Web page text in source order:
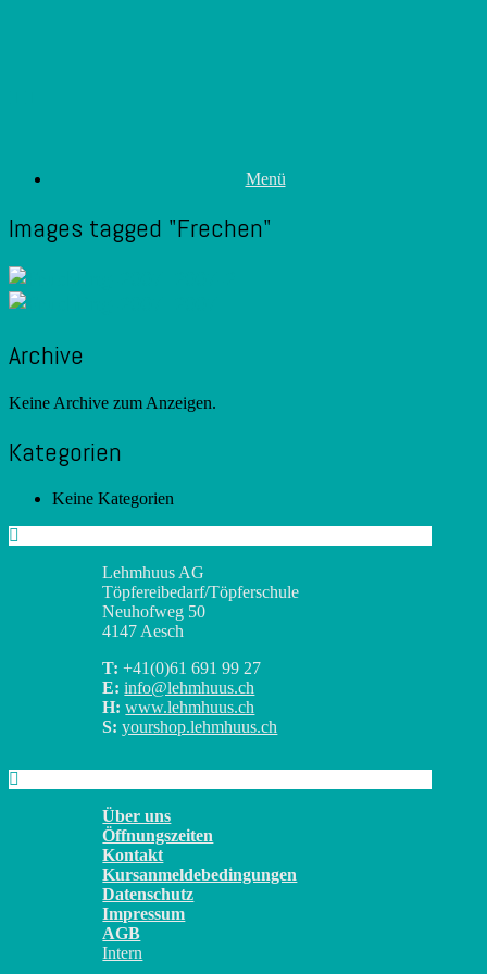
Menü
Images tagged "Frechen"
Archive
Keine Archive zum Anzeigen.
Kategorien
Keine Kategorien
Lehmhuus AG
Töpfereibedarf/Töpferschule
Neuhofweg 50
4147 Aesch
T: +41(0)61 691 99 27
E:info@lehmhuus.ch
H: www.lehmhuus.ch
S:yourshop.lehmhuus.ch
Über uns
Öffnungszeiten
Kontakt
Kursanmeldebedingungen
Datenschutz
Impressum
AGB
Intern